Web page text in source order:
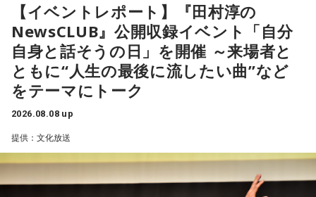
に必要なことについて考えてみましょう。ラッキーアイテム
はコーヒー。
【10位】獅子座（しし座）
内省がテーマの日です。今日はこれまでを振り返って色々な
ことを見直してみましょう。スマホのデータの整理をした
り、不要に感じるものは手放してみるのもおすすめです。
【11位】水瓶座（みずがめ座）
日頃の疲れを癒しましょう。今日はマッサージを受けたり、
心と身体のメンテナンスを意識しましょう。たくさん睡眠を
取ってリフレッシュするのも良さそうです。
昨年に続き2回目の開催となる本イベントは、参加者が自分自
身を見つめ直す2つのコーナーで展開。「自分への表彰状を送
ろう」のコーナーでは、大きな成功でなくても「自分、本当
によく頑張ったな」と思えるこれまでの出来事を、“自分への
表彰状”という形で来場者から募集・紹介。自身の記憶を改め
て言葉にすることで、人生をじっくりと見つめ直す時間とな
りました。
続く「人生の最後に流したい私のエンディング曲」のコーナ
ーでは、来場者が選んだ“人生の最後に流したい一曲”にまつわ
【イベントレポート】『田村淳の
NewsCLUB』公開収録イベント「自分
自身と話そうの日」を開催 ～来場者と
ともに“人生の最後に流したい曲”など
をテーマにトーク
2026.08.08 up
提供：文化放送